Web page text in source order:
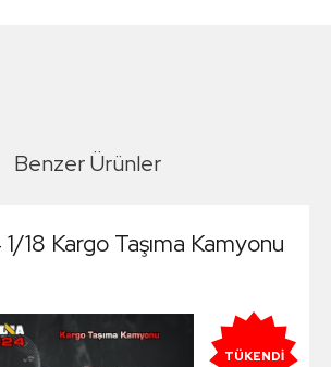
Benzer Ürünler
18 Kargo Taşıma Kamyonu
TÜKENDI